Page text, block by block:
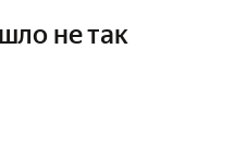
не так